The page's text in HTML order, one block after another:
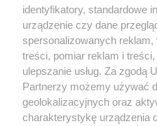
karierę.
parkietu
identyfikatory, standardowe
urządzenie czy dane
spersonalizowanych
treści, pomiar reklam i
ulepszanie usług. Za zgodą
Partnerzy możemy używać
geolokalizacyjnych oraz
charakterystykę urządzenia